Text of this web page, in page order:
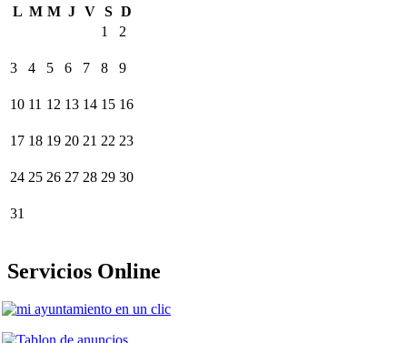
L M M J V S D
1
2
3 4 5 6 7 8 9
10 11 12 13 14 15 16
17 18 19 20 21 22 23
24 25 26 27 28 29 30
31
Servicios Online